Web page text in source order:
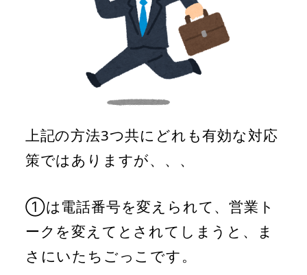
上記の方法3つ共にどれも有効な対応
策ではありますが、、、
①は電話番号を変えられて、営業ト
ークを変えてとされてしまうと、ま
さにいたちごっこです。